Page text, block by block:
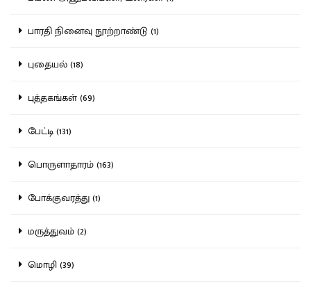
பாரதி நினைவு நூற்றாண்டு (1)
புதையல் (18)
புத்தகங்கள் (69)
பேட்டி (131)
பொருளாதாரம் (163)
போக்குவரத்து (1)
மருத்துவம் (2)
மொழி (39)